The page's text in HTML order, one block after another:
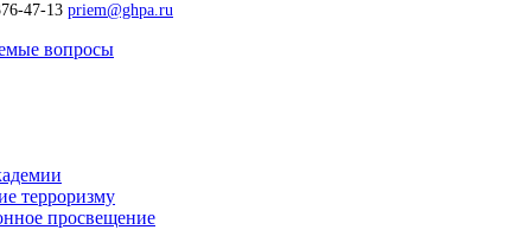
47-13 priem@ghpa.ru
вопросы
терроризму
просвещение